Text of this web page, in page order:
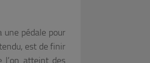
une pédale pour
est de finir
l’on atteint des